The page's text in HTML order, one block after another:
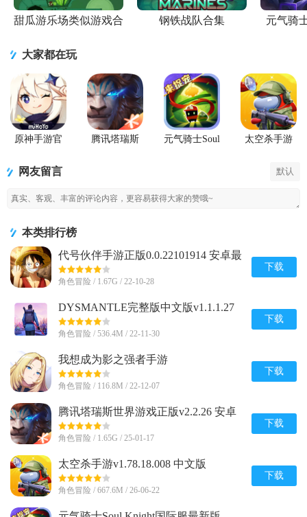
甜瓜游乐场类似游戏合
钢铁战队合集 元气骑
大家都在玩
原神手游官
腾讯塔瑞斯
元气骑士Soul
太空杀手游
网友留言 默认
本类排行榜
代号伙伴手游正版0.0.22101914 安卓最
新版
角色冒险 / 1.67G / 22-10-28
下载
DYSMANTLE完整版中文版v1.1.1.27
安卓免付费版
角色冒险 / 536.4M / 22-11-30
下载
我想成为影之强者手游
(Eminence)v1.0.7 安卓最新版
角色冒险 / 116.8M / 22-12-07
下载
腾讯塔瑞斯世界游戏正版v2.2.26 安卓
最新版
角色冒险 / 1.65G / 25-01-17
下载
太空杀手游v1.78.18.008 中文版
角色冒险 / 667.6M / 26-06-22
下载